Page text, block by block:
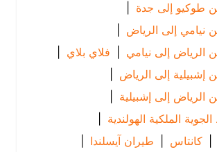
إلى جدة
إلى الرياض
|
إلى نيامي | فلاي بلاي
إلى الرياض
|
إلى إشبيلية |
|
| طيران آيسلندا |